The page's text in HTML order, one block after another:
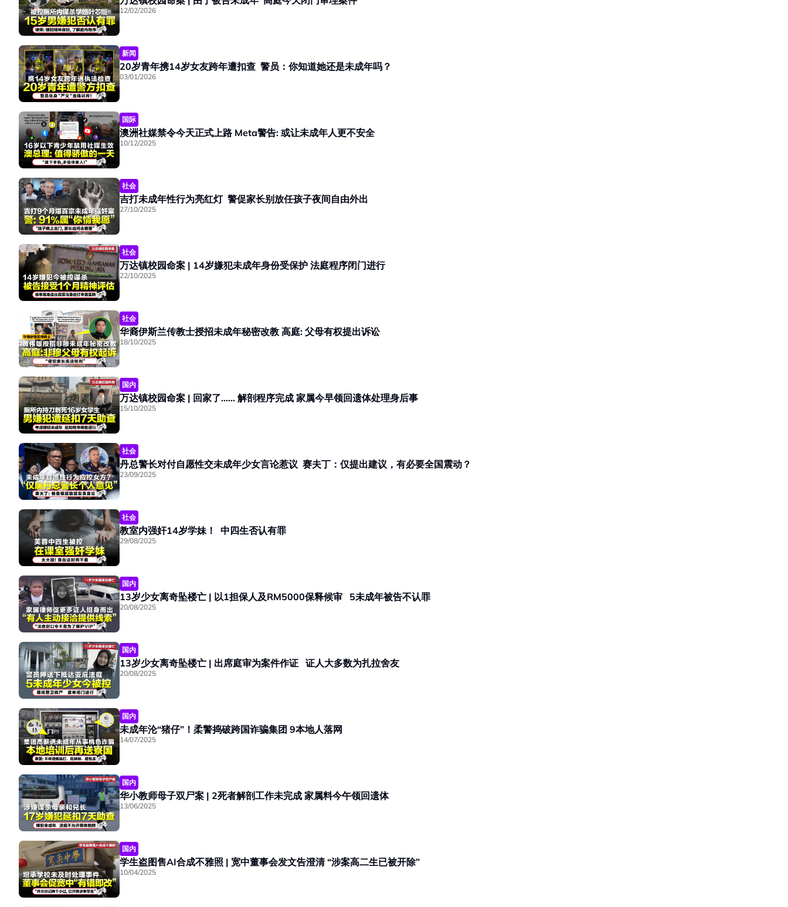
12/02/2026
新闻
20岁青年携14岁女友跨年遭扣查 警员：你知道她还是未成年吗？
03/01/2026
国际
澳洲社媒禁令今天正式上路 Meta警告: 或让未成年人更不安全
10/12/2025
社会
吉打未成年性行为亮红灯 警促家长别放任孩子夜间自由外出
27/10/2025
社会
万达镇校园命案 | 14岁嫌犯未成年身份受保护 法庭程序闭门进行
22/10/2025
社会
华裔伊斯兰传教士授招未成年秘密改教 高庭: 父母有权提出诉讼
18/10/2025
国内
万达镇校园命案 | 回家了...... 解剖程序完成 家属今早领回遗体处理身后事
15/10/2025
社会
丹总警长对付自愿性交未成年少女言论惹议 赛夫丁：仅提出建议，有必要全国震动？
23/09/2025
社会
教室内强奸14岁学妹！ 中四生否认有罪
29/08/2025
国内
13岁少女离奇坠楼亡 | 以1担保人及RM5000保释候审 5未成年被告不认罪
20/08/2025
国内
13岁少女离奇坠楼亡 | 出席庭审为案件作证 证人大多数为扎拉舍友
20/08/2025
国内
未成年沦“猪仔”！柔警捣破跨国诈骗集团 9本地人落网
14/07/2025
国内
华小教师母子双尸案 | 2死者解剖工作未完成 家属料今午领回遗体
13/06/2025
国内
学生盗图售AI合成不雅照 | 宽中董事会发文告澄清 “涉案高二生已被开除”
10/04/2025